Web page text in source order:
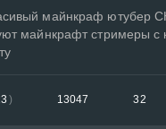
майнкраф ютубер
майнкрафт стримеры с
) 13047 32